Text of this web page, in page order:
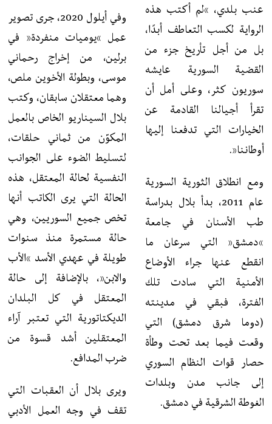
عنب بلدي، “لم أكتب هذه
الرواية لكسب التعاطف أبدًا،
بل من أجل تأريخ جزء من
القضية السورية عايشه
سوريون كثر، وعلى أمل أن
تقرأ أجيالنا القادمة عن
الخيارات التي تدفعنا إليها
أوطاننا”.
ومع انطلاق الثورية السورية
عام 2011، بدأ بلال بدراسة
طب الأسنان في جامعة
“دمشق” التي سرعان ما
انقطع عنها جراء الأوضاع
الأمنية التي سادت تلك
الفترة، فبقي في مدينته
(دوما شرق دمشق) التي
وقعت فيما بعد تحت وطأة
حصار قوات النظام السوري
إلى جانب مدن وبلدات
الغوطة الشرقية في دمشق.
وفي أيلول 2020، جرى تصوير
عمل “يوميات منفردة” في
برلين، من إخراج رحماني
موسى، وبطولة الأخوين ملص،
وهما معتقلان سابقان، وكتب
بلال السيناريو الخاص بالعمل
المكوّن من ثماني حلقات،
لتسليط الضوء على الجوانب
النفسية لحالة المعتقل، هذه
الحالة التي يرى الكاتب أنها
تخص جميع السوريين، وهي
حالة مستمرة منذ سنوات
طويلة في عهدي الأسد “الأب
والابن”، بالإضافة إلى حالة
المعتقل في كل البلدان
الديكتاتورية التي تعتبر آراء
المعتقلين أشد قسوة من
ضرب المدافع.
ويرى بلال أن العقبات التي
تقف في وجه العمل الأدبي